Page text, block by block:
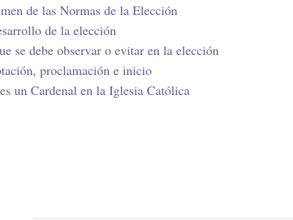
de las Normas de la Elección
de la elección
se debe observar o evitar en la elección
proclamación e inicio
un Cardenal en la Iglesia Católica